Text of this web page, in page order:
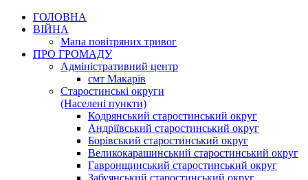
ГОЛОВНА
ВІЙНА
Мапа повітряних тривог
ПРО ГРОМАДУ
Aдміністративний центр
смт Макарів
Старостинські округи
(Населені пункти)
Кодрянський старостинський округ
Андріївський старостинський округ
Борівський старостинський округ
Великокарашинський старостинський округ
Гавронщинський старостинський округ
Забуянський старостинський округ